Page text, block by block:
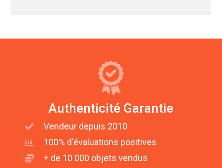
Authenticité Garantie
Vendeur depuis 2010
100% d'évaluations positives
+ de 10 000 objets vendus